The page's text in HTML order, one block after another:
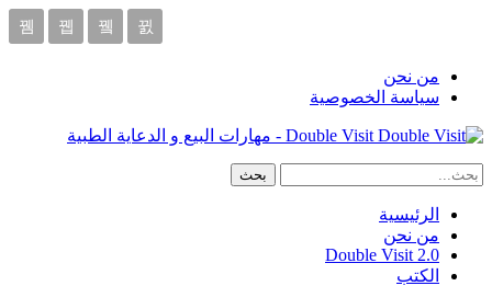
من نحن
سياسة الخصوصية
Double Visit - مهارات البيع و الدعاية الطبية
الرئيسية
من نحن
Double Visit 2.0
الكتب